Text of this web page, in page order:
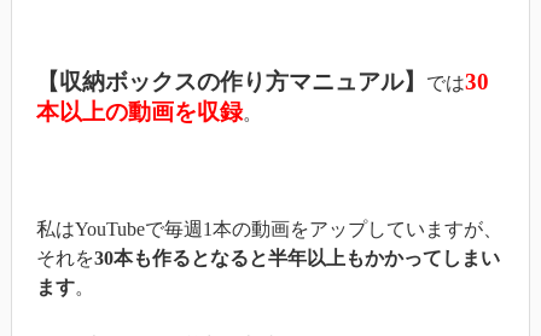
【収納ボックスの作り方マニュアル】 では30
本以上の動画を収録。
私はYouTubeで毎週1本の動画をアップしていますが、
それを30本も作るとなると半年以上もかかってしまい
ます。